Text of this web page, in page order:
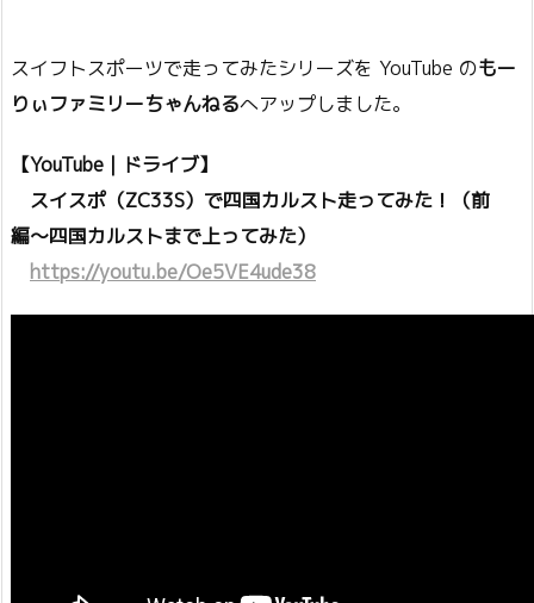
スイフトスポーツで走ってみたシリーズを YouTube のもー
りぃファミリーちゃんねるへアップしました。
【YouTube｜ドライブ】
スイスポ（ZC33S）で四国カルスト走ってみた！（前
編〜四国カルストまで上ってみた）
https://youtu.be/Oe5VE4ude38